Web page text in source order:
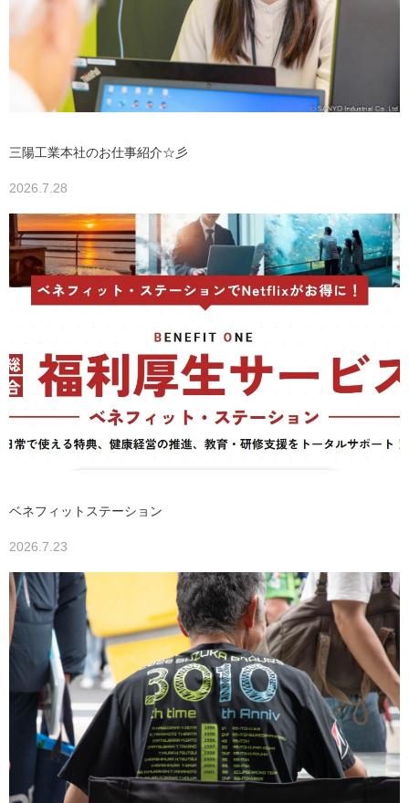
三陽工業本社のお仕事紹介☆彡
2026.7.28
ベネフィットステーション
2026.7.23